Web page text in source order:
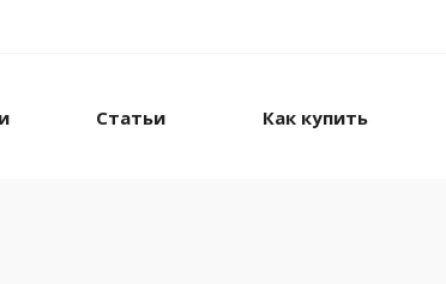
Статьи Как купить